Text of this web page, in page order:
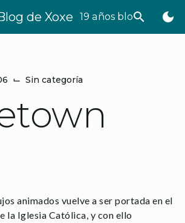
de Xoxe 19 años bloggeando
search dark_mode
⌙ Sin categoría
animados vuelve a ser portada en el
la Iglesia Católica, y con ello